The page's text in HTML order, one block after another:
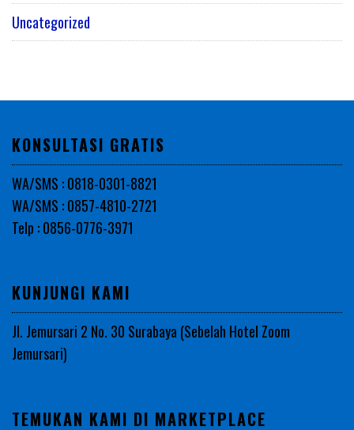
Uncategorized
KONSULTASI GRATIS
WA/SMS : 0818-0301-8821
WA/SMS : 0857-4810-2721
Telp : 0856-0776-3971
KUNJUNGI KAMI
Jl. Jemursari 2 No. 30 Surabaya (Sebelah Hotel Zoom
Jemursari)
TEMUKAN KAMI DI MARKETPLACE